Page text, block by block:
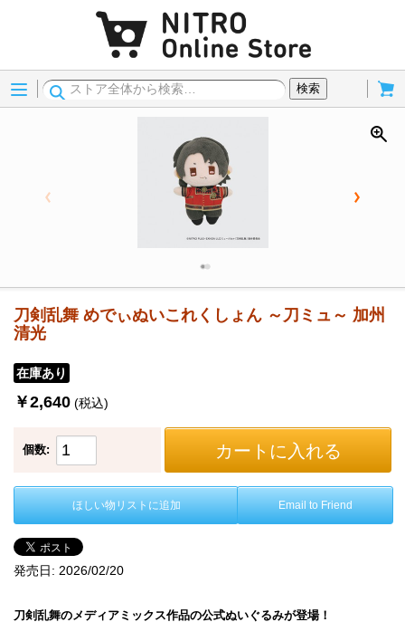
Menu
検索
刀剣乱舞 めでぃぬいこれくしょん ～刀ミュ～ 加州
清光
在庫あり
￥2,640 (税込)
個数: カートに入れる
ほしい物リストに追加 Email to Friend
発売日: 2026/02/20
刀剣乱舞のメディアミックス作品の公式ぬいぐるみが登場！